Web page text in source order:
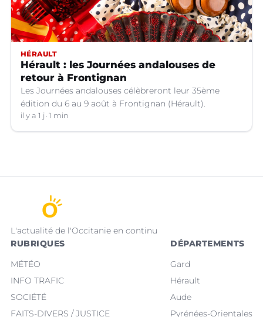
HÉRAULT
Hérault : les Journées andalouses de
retour à Frontignan
Les Journées andalouses célèbreront leur 35ème
édition du 6 au 9 août à Frontignan (Hérault).
il y a 1 j 1 min
L'actualité de l'Occitanie en continu
RUBRIQUES
MÉTÉO
INFO TRAFIC
SOCIÉTÉ
FAITS-DIVERS / JUSTICE
DÉPARTEMENTS
Gard
Hérault
Aude
Pyrénées-Orientales